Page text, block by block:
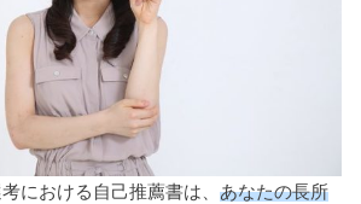
における自己推薦書は、あなたの長所